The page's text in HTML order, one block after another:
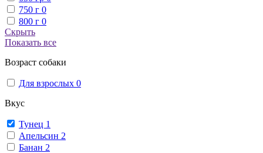
750 г 0
800 г 0
Скрыть
Показать все
Возраст собаки
Для взрослых 0
Вкус
Тунец 1
Апельсин 2
Банан 2